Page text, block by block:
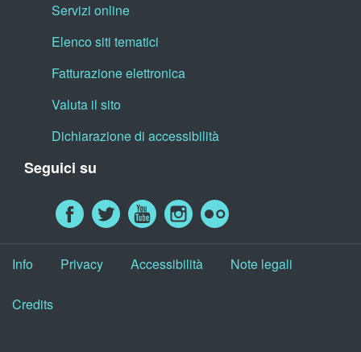
Servizi online
Elenco siti tematici
Fatturazione elettronica
Valuta il sito
Dichiarazione di accessibilità
Seguici su
Info Privacy Accessibilità Note legali
Credits